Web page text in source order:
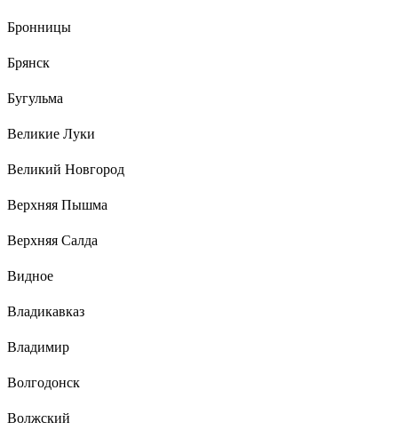
Бронницы
Брянск
Бугульма
Великие Луки
Великий Новгород
Верхняя Пышма
Верхняя Салда
Видное
Владикавказ
Владимир
Волгодонск
Волжский